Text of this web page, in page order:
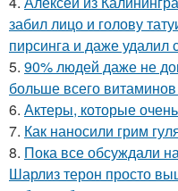
забил лицо и голову
пирсинга и даже удалил
5. 90% людей даже не
больше всего
6. Актеры, которые
7. Как наносили грим
8. Пока все обсуждали
Шарлиз терон просто